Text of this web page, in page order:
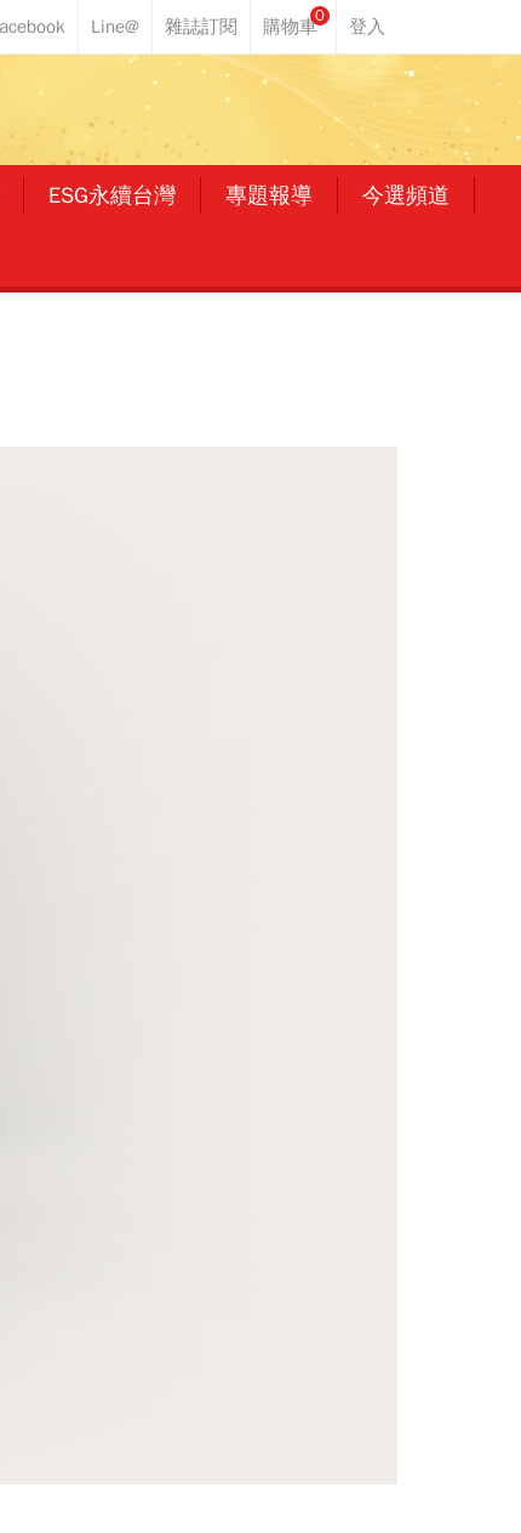
0
ESG永續台灣 專題報導 今選頻道